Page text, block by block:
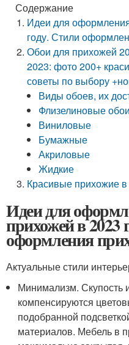
Содержание
Идеи для
году. Стили
Обои для прихожей
2023: фото 200+
советы по выбору
Виды обоев, их
Флизелиновые
Виниловые
Бумажные
Акриловые
Жидкие
Красивые прихожие
Идеи для
прихожей в 2023
оформления
Актуальные стили
Минимализм. Скупость
компенсируются
подобранной
материалов. Мебель в